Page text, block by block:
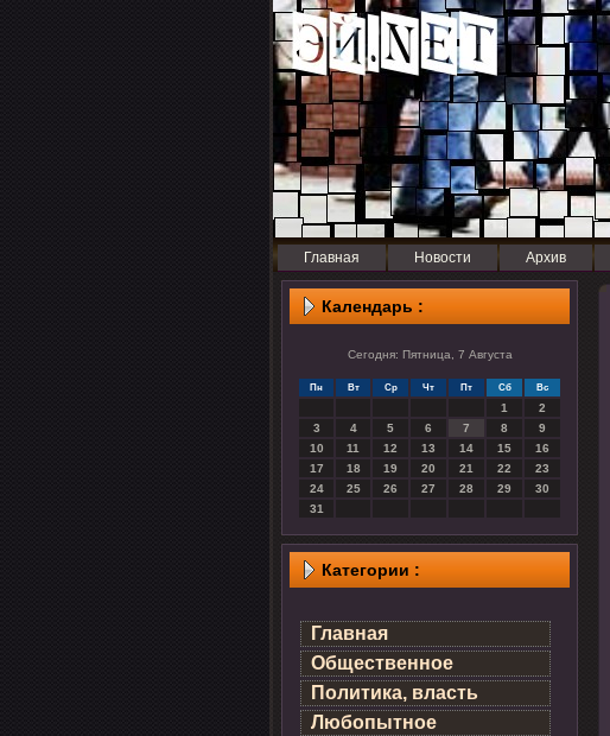
Главная Новости Архив
Календарь :
Сегодня: Пятница, 7 Августа
Пн Вт Ср Чт Пт Сб Вс
1
2
3
4 5 6 7 8
9
10
11 12 13 14 15
16
17
18 19 20 21 22
23
24
25 26 27 28 29
30
31
Категории :
Главная
Общественное
Политика, власть
Любопытное